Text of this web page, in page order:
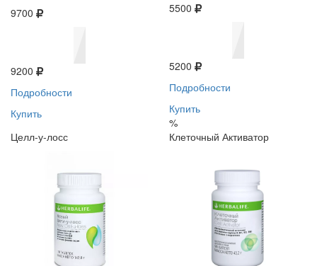
9700
9200
Подробности
Купить
5500
5200
Подробности
Купить
%
Целл-у-лосс
Клеточный Активатор